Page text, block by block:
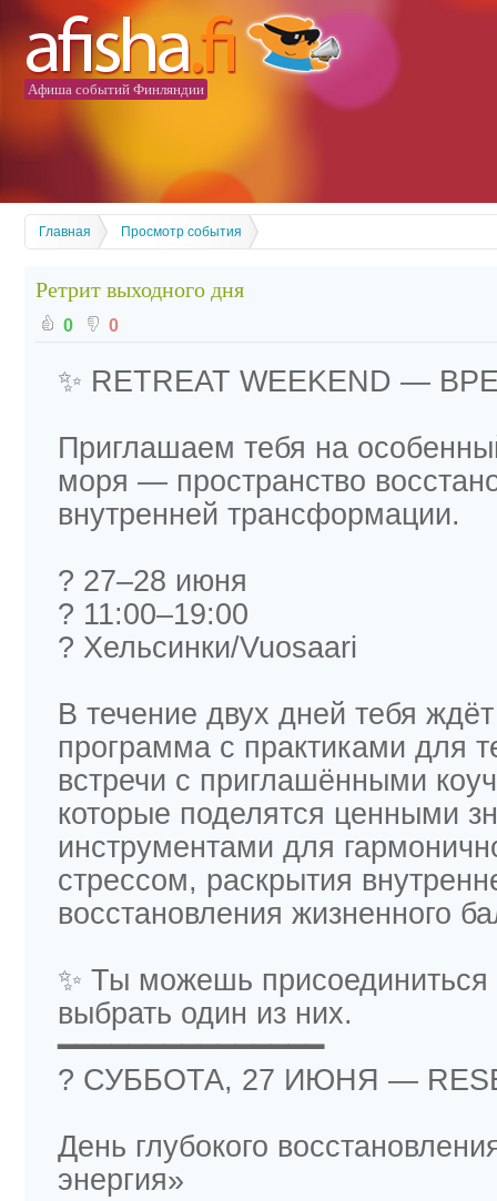
Афиша событий Финляндии
Главная Просмотр события
Ретрит выходного дня
0 0
✨ RETREAT WEEKEND —
Приглашаем тебя на
моря — пространство
внутренней трансформации.
? 27–28 июня
? 11:00–19:00
? Хельсинки/Vuosaari
В течение двух дней тебя
программа с практиками для
встречи с приглашёнными
которые поделятся ценными
инструментами для
стрессом, раскрытия
восстановления жизненного
✨ Ты можешь
выбрать один из них.
━━━━━━━━━━━━━━━
? СУББОТА, 27 ИЮНЯ —
День глубокого
энергия»